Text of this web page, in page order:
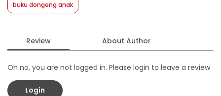
buku dongeng anak
Review About Author
Oh no, you are not logged in. Please login to leave a review
Login